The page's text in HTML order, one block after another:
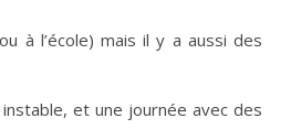
à l’école) mais il y a aussi des
et une journée avec des